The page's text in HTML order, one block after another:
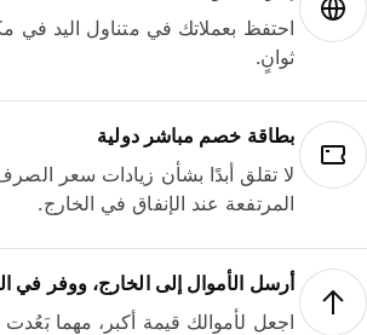
احتفظ بعملاتك في متناول اليد في
ثوانٍ.
بطاقة خصم مباشر دولية
لا تقلق أبدًا بشأن زيادات سعر
المرتفعة عند الإنفاق في الخارج.
أرسل الأموال إلى الخارج، ووفر في
اجعل لأموالك قيمة أكبر، مهما بَعُدت